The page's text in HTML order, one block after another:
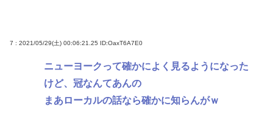
7 : 2021/05/29(土) 00:06:21.25 ID:OaxT6A7E0
ニューヨークって確かによく見るようになった
けど、冠なんてあんの
まあローカルの話なら確かに知らんがｗ